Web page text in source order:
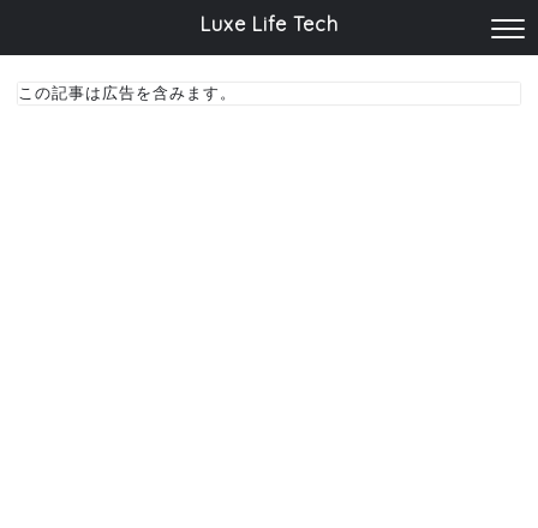
Luxe Life Tech
この記事は広告を含みます。